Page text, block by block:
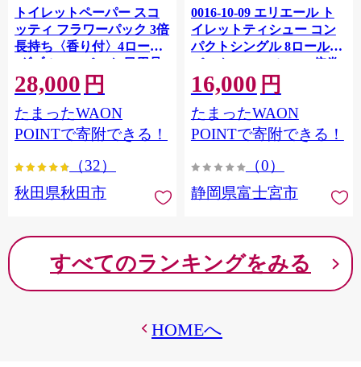
トイレットペーパー スコ
ッティ フラワーパック 3倍
長持ち〈香り付〉4ロール
(ダブル)×12パック 日用品
最短翌日発送 [スコッティ
フラワーパック トイレッ
トペーパー 日本製紙クレ
シア] 秋田県秋田市
28,000 円
たまったWAON
POINTで寄附できる！
（32）
秋田県秋田市
0016-10-09 エリエール ト
イレットティシュー コン
パクトシングル 8ロール×8
パック 64ロール 1.5倍巻
82.5m トイレットペーパー
シングル パルプ100％ 香り
つき 日用品 消耗品 備蓄
16,000 円
たまったWAON
POINTで寄附できる！
（0）
静岡県富士宮市
すべてのランキングをみる
HOMEへ